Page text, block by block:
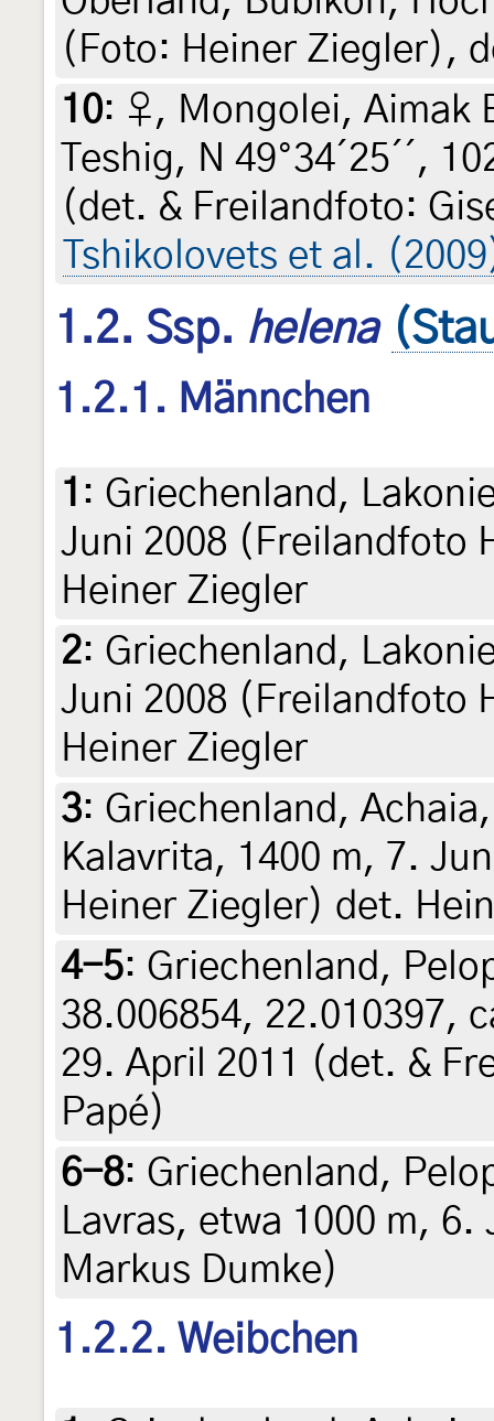
(Foto: Heiner Ziegler),
10: ♀, Mongolei, Aimak
Teshig, N 49°34´25´´,
(det. & Freilandfoto:
Tshikolovets et al.
1.2. Ssp. helena
1.2.1. Männchen
1 : Griechenland,
Juni 2008 (Freilandfoto
Heiner Ziegler
2: Griechenland,
Juni 2008 (Freilandfoto
Heiner Ziegler
3: Griechenland,
Kalavrita, 1400 m, 7.
Heiner Ziegler) det.
4-5: Griechenland,
38.006854, 22.010397,
29. April 2011 (det. &
Papé)
6-8: Griechenland,
Lavras, etwa 1000 m,
Markus Dumke)
1.2.2. Weibchen